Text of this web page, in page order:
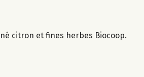
citron et fines herbes Biocoop.